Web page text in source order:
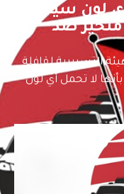
لون سياسي
متحيز ضد
الأربعاء 11 جوان 2025، الهيئة التسييرية لقافلة
لا تحمل أيّ لون